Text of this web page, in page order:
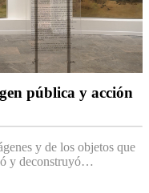
pública y acción
y de los objetos que
y deconstruyó…